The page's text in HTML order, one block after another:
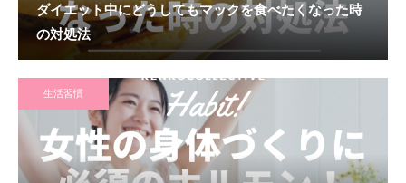
ダイエット中にどうしてもマックを食べたくなった時
の対処法
生活習慣